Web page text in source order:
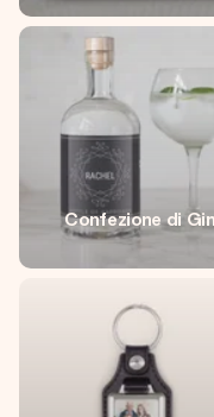
Confezione di